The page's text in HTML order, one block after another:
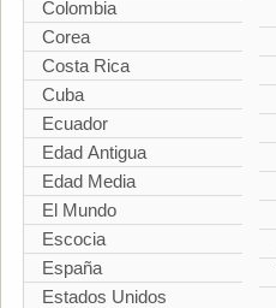
Colombia
Corea
Costa Rica
Cuba
Ecuador
Edad Antigua
Edad Media
El Mundo
Escocia
España
Estados Unidos